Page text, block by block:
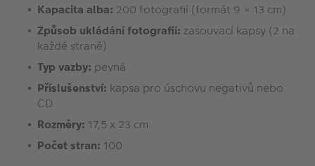
Kapacita alba: 200 fotografií (formát 9 × 13 cm)
Způsob ukládání fotografií: zasouvací kapsy (2 na
každé straně)
Typ vazby: pevná
Příslušenství: kapsa pro úschovu negativů nebo
CD
Rozměry: 17,5 x 23 cm
Počet stran: 100